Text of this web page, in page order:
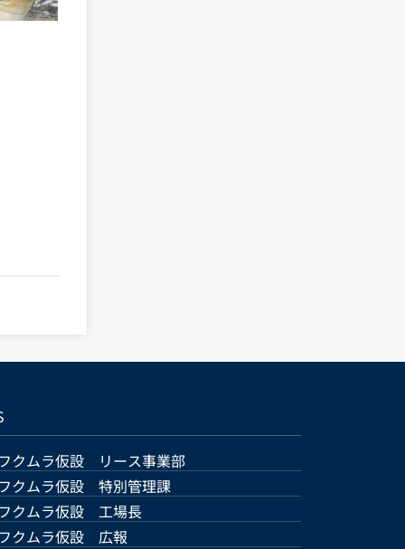
クムラ仮設 リース事業部
クムラ仮設 特別管理課
クムラ仮設 工場長
クムラ仮設 広報